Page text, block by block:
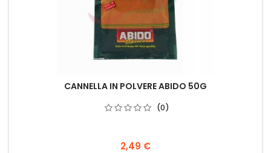
CANNELLA IN POLVERE ABIDO 50G
(0)
2,49 €